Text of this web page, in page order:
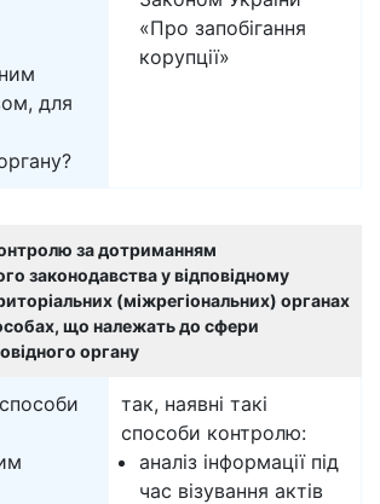
для
«Про запобігання
корупції»
за дотриманням
законодавства у відповідному
(міжрегіональних) органах
що належать до сфери
органу
так, наявні такі
способи контролю:
аналіз інформації під
час візування актів